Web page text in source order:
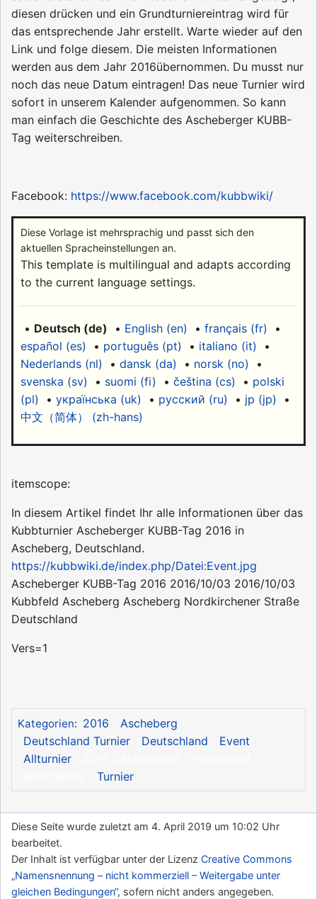
diesen drücken und ein Grundturniereintrag wird für
das entsprechende Jahr erstellt. Warte wieder auf den
Link und folge diesem. Die meisten Informationen
werden aus dem Jahr 2016übernommen. Du musst nur
noch das neue Datum eintragen! Das neue Turnier wird
sofort in unserem Kalender aufgenommen. So kann
man einfach die Geschichte des Ascheberger KUBB-
Tag weiterschreiben.
Facebook: https://www.facebook.com/kubbwiki/
Diese Vorlage ist mehrsprachig und passt sich den
aktuellen Spracheinstellungen an.
This template is multilingual and adapts according
to the current language settings.
• Deutsch (de) • English (en) • français (fr) •
español (es) • português (pt) • italiano (it) •
Nederlands (nl) • dansk (da) • norsk (no) •
svenska (sv) • suomi (fi) • čeština (cs) • polski
(pl) • українська (uk) • русский (ru) • jp (jp) •
中文（简体）‎ (zh-hans)
itemscope:
In diesem Artikel findet Ihr alle Informationen über das
Kubbturnier Ascheberger KUBB-Tag 2016 in
Ascheberg, Deutschland.
https://kubbwiki.de/index.php/Datei:Event.jpg
Ascheberger KUBB-Tag 2016 2016/10/03 2016/10/03
Kubbfeld Ascheberg Ascheberg Nordkirchener Straße
Deutschland
Vers=1
Kategorien: 2016
Ascheberg
Deutschland Turnier
Deutschland
Event
Allturnier
Turnier
Diese Seite wurde zuletzt am 4. April 2019 um 10:02 Uhr
bearbeitet.
Der Inhalt ist verfügbar unter der Lizenz Creative Commons
„Namensnennung – nicht kommerziell – Weitergabe unter
gleichen Bedingungen“, sofern nicht anders angegeben.